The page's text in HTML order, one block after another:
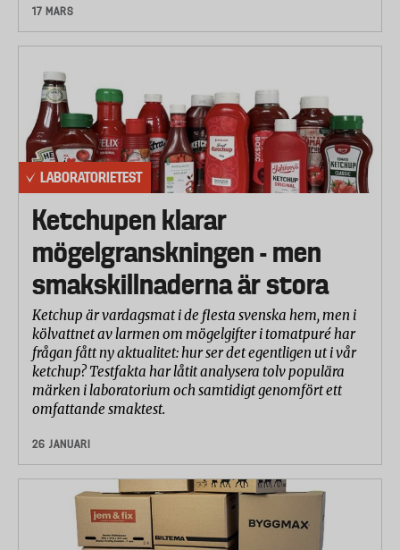
17 MARS
LABORATORIETEST
Ketchupen klarar
mögelgranskningen - men
smakskillnaderna är stora
Ketchup är vardagsmat i de flesta svenska hem, men i
kölvattnet av larmen om mögelgifter i tomatpuré har
frågan fått ny aktualitet: hur ser det egentligen ut i vår
ketchup? Testfakta har låtit analysera tolv populära
märken i laboratorium och samtidigt genomfört ett
omfattande smaktest.
26 JANUARI